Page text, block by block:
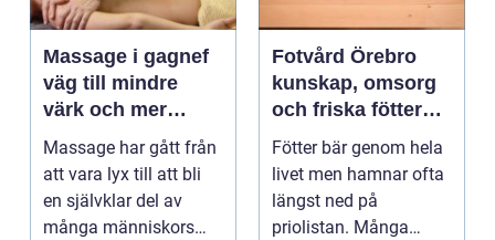
Massage i gagnef
väg till mindre
värk och mer
vardagsenergi
Massage har gått från
att vara lyx till att bli
en självklar del av
många människors
Fotvård Örebro
kunskap, omsorg
och friska fötter
året runt
Fötter bär genom hela
livet men hamnar ofta
längst ned på
priolistan. Många